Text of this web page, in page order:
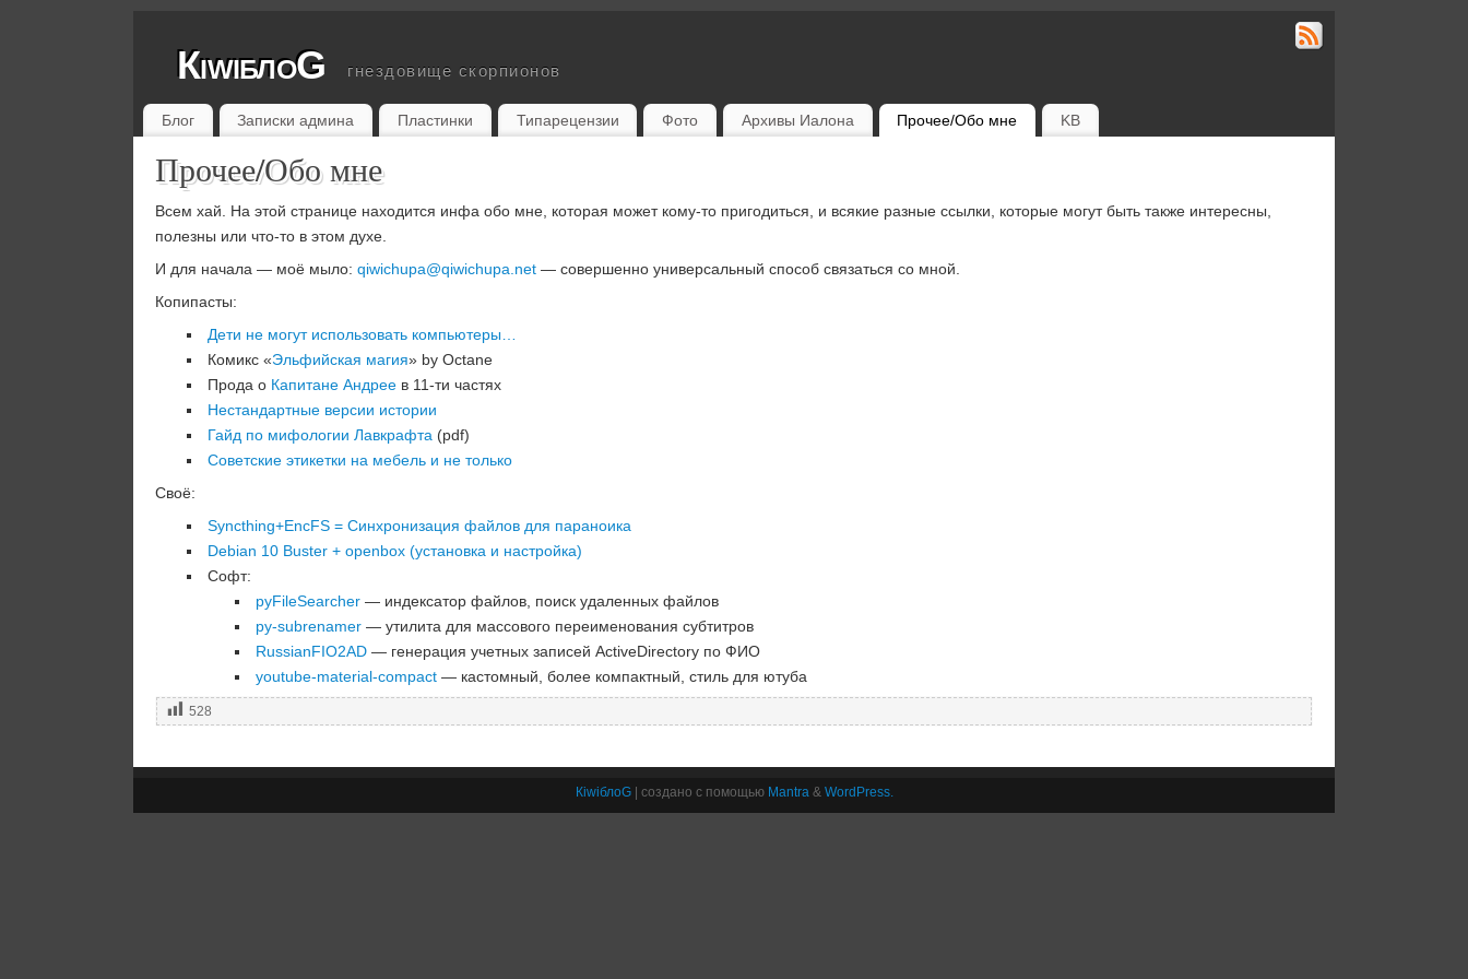
КiwiблоG гнездовище скорпионов
Блог Записки админа Пластинки Типарецензии Фото Архивы Иалона Прочее/Обо мне KB
Прочее/Обо мне
Всем хай. На этой странице находится инфа обо мне, которая может кому-то пригодиться, и всякие разные ссылки, которые могут быть также интересны,
полезны или что-то в этом духе.
И для начала — моё мыло: qiwichupa@qiwichupa.net — совершенно универсальный способ связаться со мной.
Копипасты:
Дети не могут использовать компьютеры…
Комикс «Эльфийская магия» by Octane
Прода о Капитане Андрее в 11-ти частях
Нестандартные версии истории
Гайд по мифологии Лавкрафта (pdf)
Советские этикетки на мебель и не только
Своё:
Syncthing+EncFS = Синхронизация файлов для параноика
Debian 10 Buster + openbox (установка и настройка)
Софт:
pyFileSearcher — индексатор файлов, поиск удаленных файлов
py-subrenamer — утилита для массового переименования субтитров
RussianFIO2AD — генерация учетных записей ActiveDirectory по ФИО
youtube-material-compact — кастомный, более компактный, стиль для ютуба
528
КiwiблоG| создано с помощью Mantra & WordPress.